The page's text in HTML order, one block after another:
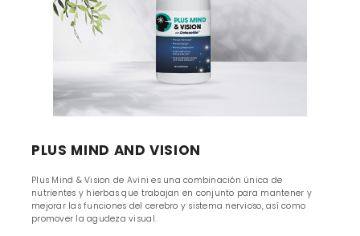
PLUS MIND AND VISION
Plus Mind & Vision de Avini es una combinación única de
nutrientes y hierbas que trabajan en conjunto para mantener y
mejorar las funciones del cerebro y sistema nervioso, así como
promover la agudeza visual.